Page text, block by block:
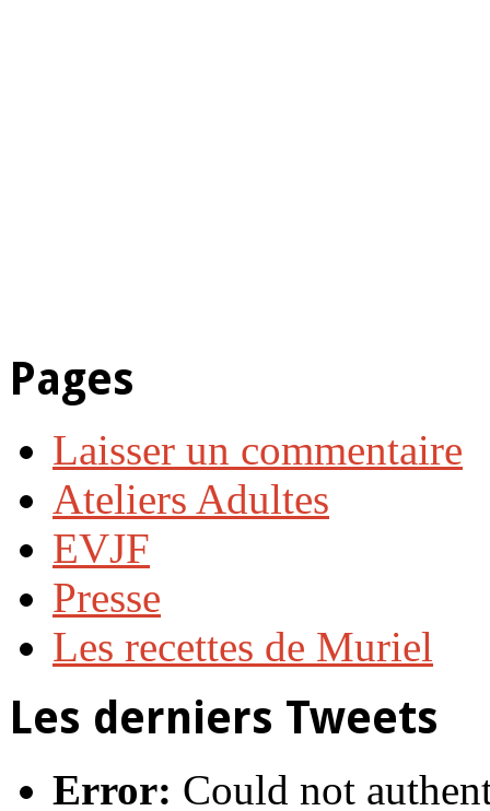
Pages
Laisser un commentaire
Ateliers Adultes
EVJF
Presse
Les recettes de Muriel
Les derniers Tweets
Error: Could not